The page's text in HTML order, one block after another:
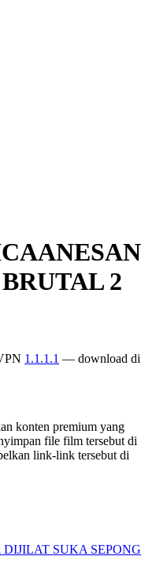
2
1.1.1.1 — download di
konten premium yang
file film tersebut di
link-link tersebut di